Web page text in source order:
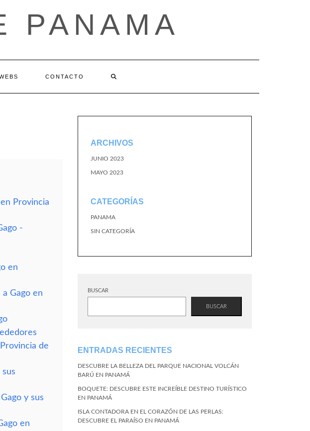
PANAMA
CONTACTO
Provincia
-
en
Gago en
de
sus
y sus
en
ARCHIVOS
JUNIO 2023
MAYO 2023
CATEGORÍAS
PANAMA
SIN CATEGORÍA
BUSCAR
BUSCAR
ENTRADAS RECIENTES
DESCUBRE LA BELLEZA DEL PARQUE NACIONAL VOLCÁN
BARÚ EN PANAMÁ
BOQUETE: DESCUBRE ESTE INCREÍBLE DESTINO TURÍSTICO
EN PANAMÁ
ISLA CONTADORA EN EL CORAZÓN DE LAS PERLAS:
DESCUBRE EL PARAÍSO EN PANAMÁ